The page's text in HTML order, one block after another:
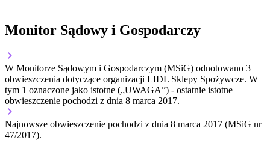
Monitor Sądowy i Gospodarczy
W Monitorze Sądowym i Gospodarczym (MSiG) odnotowano 3
obwieszczenia dotyczące organizacji LIDL Sklepy Spożywcze. W
tym 1 oznaczone jako istotne („UWAGA”) - ostatnie istotne
obwieszczenie pochodzi z dnia 8 marca 2017.
Najnowsze obwieszczenie pochodzi z dnia 8 marca 2017 (MSiG nr
47/2017).